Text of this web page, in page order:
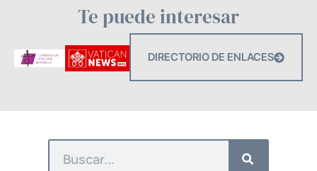
Te puede interesar
DIRECTORIO DE ENLACES